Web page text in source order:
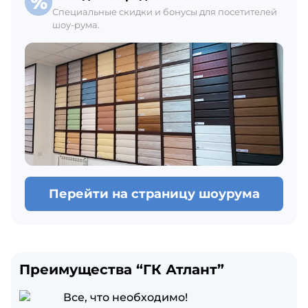
Специальные скидки и бонусы для посетителей
шоу-рума.
Перейти на страницу шоурума
Преимущества “ГК Атлант”
Все, что необходимо!